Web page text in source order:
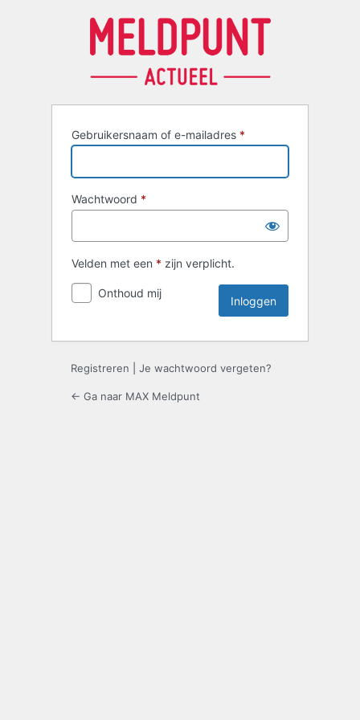
Gebruikersnaam of e-mailadres *
Wachtwoord *
Velden met een * zijn verplicht.
Onthoud mij
Registreren Je wachtwoord vergeten?
← Ga naar MAX Meldpunt